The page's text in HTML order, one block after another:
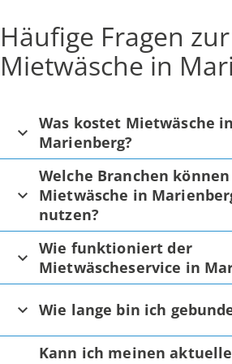
Häufige Fragen zur
Mietwäsche in
Was kostet Mietwäsche in
Marienberg?
Welche Branchen können
Mietwäsche in
nutzen?
Wie funktioniert der
Mietwäscheservice in
Wie lange bin ich
Kann ich meinen